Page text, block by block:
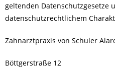
geltenden Datenschutzgesetze
datenschutzrechtlichem
Zahnarztpraxis von Schuler
Böttgerstraße 12